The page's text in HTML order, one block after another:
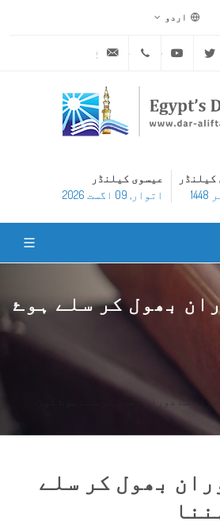
اردو
Facebook
Twitter
Youtube
کیلنڈر
عیسوی کیلنڈر
اتوار, 09 اگست 2026
بھول کر سلے ہوۓ
احرام کے دوران بھول کر سلے ہوۓ کپڑ...
بھول کر سلے